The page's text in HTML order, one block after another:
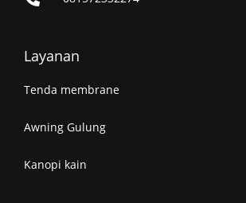
Layanan
Tenda membrane
Awning Gulung
Kanopi kain